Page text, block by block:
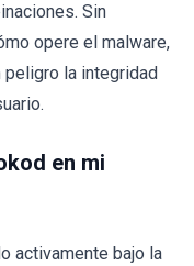
Sin
opere el malware,
la integridad
en mi
activamente bajo la